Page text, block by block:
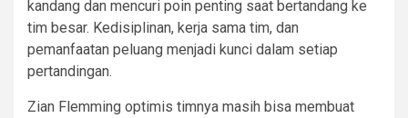
kandang dan mencuri poin penting saat bertandang ke
tim besar. Kedisiplinan, kerja sama tim, dan
pemanfaatan peluang menjadi kunci dalam setiap
pertandingan.
Zian Flemming optimis timnya masih bisa membuat